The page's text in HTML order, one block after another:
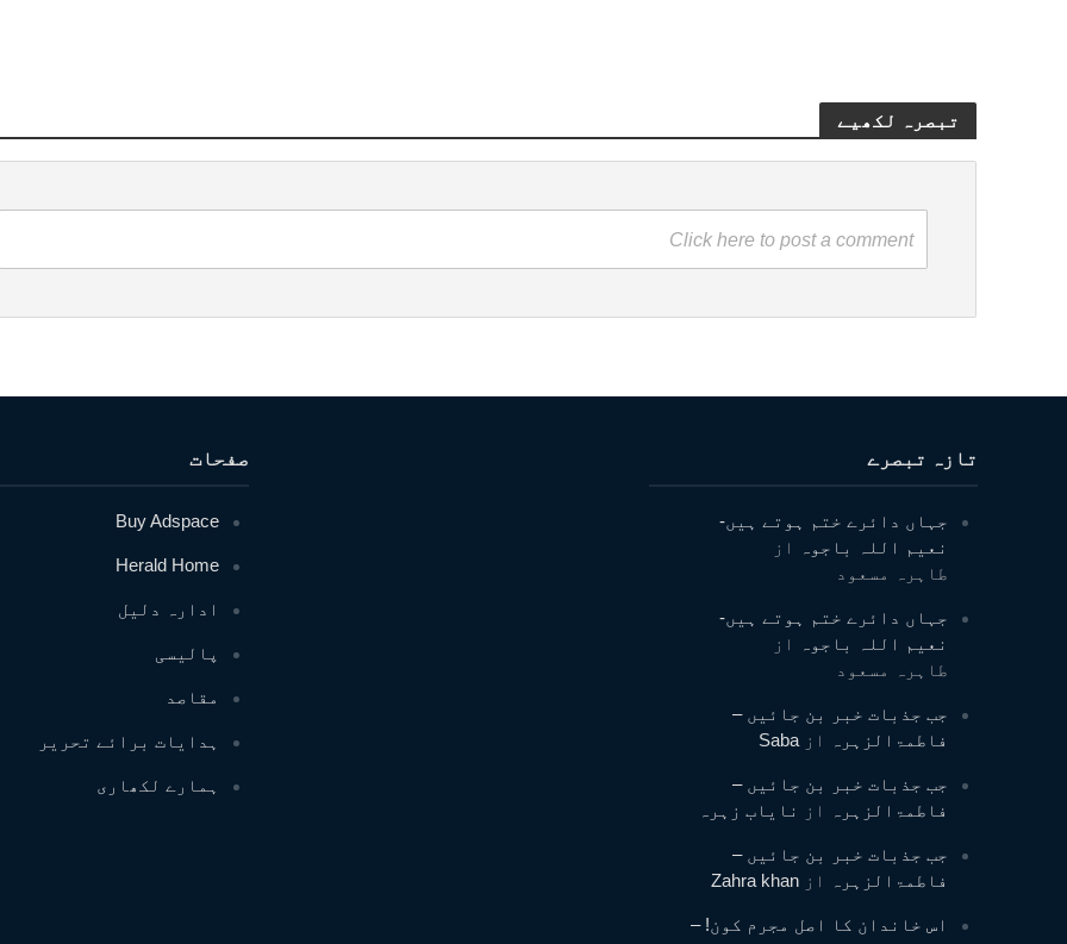
تبصرہ لکھیے
Click here to post a comment
صفحات
Buy Adspace
Herald Home
ادارہ دلیل
پالیسی
مقاصد
ہدایات برائے تحریر
ہمارے لکھاری
تازہ تبصرے
جہاں دائرے ختم ہوتے ہیں-
نعیم اللہ باجوہ
از
طاہرہ مسعود
جہاں دائرے ختم ہوتے ہیں-
نعیم اللہ باجوہ
از
طاہرہ مسعود
جب جذبات خبر بن جائیں –
فاطمۃالزہرہ
ازSaba
جب جذبات خبر بن جائیں –
فاطمۃالزہرہ
از نایاب زہرہ
جب جذبات خبر بن جائیں –
فاطمۃالزہرہ
ازZahra khan
اس خاندان کا اصل مجرم کون! –